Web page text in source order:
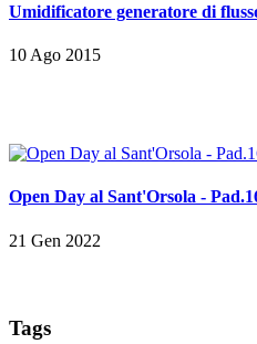
Umidificatore generatore di
10 Ago 2015
Open Day al Sant'Orsola -
21 Gen 2022
Tags